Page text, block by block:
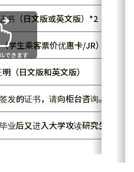
书（日文版或英文版）*2
学生乘客票价优惠卡/JR）
（日文版和英文版）
发的证书，请向柜台咨询。
业后又进入大学攻读研究生课程
できます